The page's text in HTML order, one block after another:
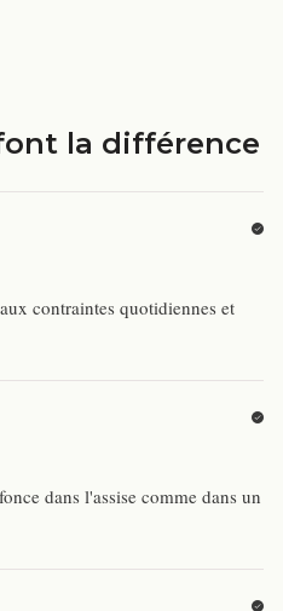
la différence
contraintes quotidiennes et
dans l'assise comme dans un